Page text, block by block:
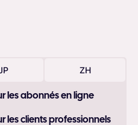
ZH
les abonnés en ligne
les clients professionnels